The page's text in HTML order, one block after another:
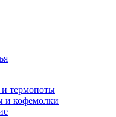
и термопоты
и кофемолки